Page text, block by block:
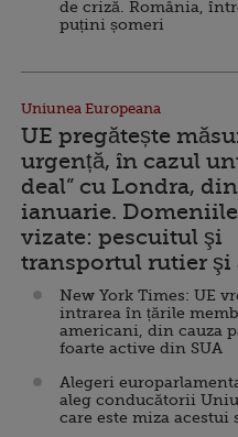
de criză. România,
puțini șomeri
Uniunea Europeana
UE pregătește
urgență, în cazul
deal” cu Londra, din
ianuarie. Domeniile
vizate: pescuitul şi
transportul rutier şi
New York Times: UE
intrarea în țările
americani, din cauza
foarte active din SUA
Alegeri
aleg conducătorii
care este miza acestui